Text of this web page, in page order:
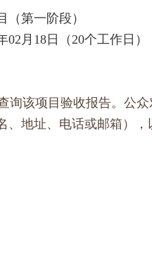
（第一阶段）
月18日（20个工作日）
询该项目验收报告。公
、地址、电话或邮箱）